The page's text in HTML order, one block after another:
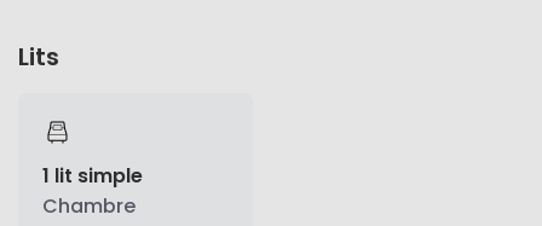
Lits
1 lit simple
Chambre